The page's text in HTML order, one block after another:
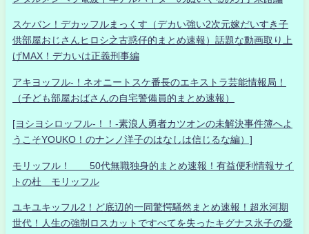
スケバン！デカッフルまっくす（デカい強い2次元嫁だいすき子
供部屋おじさんヒロシ之古惑仔的まとめ速報）話題な動画取り上
げMAX！デカいは正義刑事編
アキヨッフル-！ネオニートスケ番長のエキストラ芸能情報局！
（子ども部屋おばさんの自宅警備員的まとめ速報）
[ヨシヨシロッフル-！！-素浪人勇者カツオンの未解決事件簿へよ
うこそYOUKO！のナンノ洋子のはなしは信じるな編）]
モリッフル！ 50代無職独身的まとめ速報！有益便利情報サイ
トの杜 モリッフル
ユキユキッフル2！ど底辺的一同驚愕騒然まとめ速報！超氷河期
世代！人生の強制ロスカットですべてを失ったキグナス氷子の愛